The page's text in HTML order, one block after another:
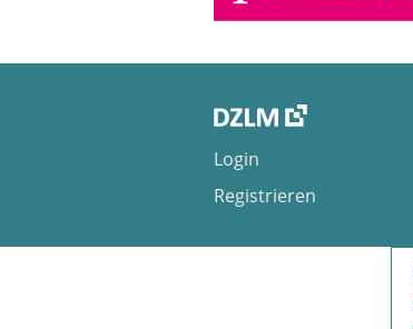
Login
Registrieren